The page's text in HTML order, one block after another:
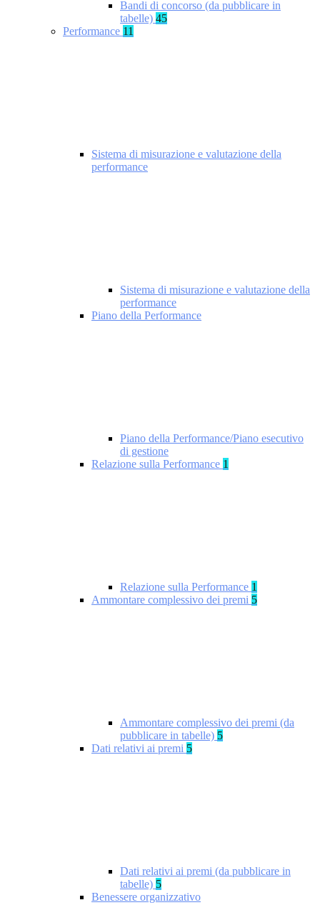
Bandi di concorso (da pubblicare in
tabelle) 45
Performance 11
Sistema di misurazione e valutazione della
performance
Sistema di misurazione e valutazione della
performance
Piano della Performance
Piano della Performance/Piano esecutivo
di gestione
Relazione sulla Performance 1
Relazione sulla Performance 1
Ammontare complessivo dei premi 5
Ammontare complessivo dei premi (da
pubblicare in tabelle) 5
Dati relativi ai premi 5
Dati relativi ai premi (da pubblicare in
tabelle) 5
Benessere organizzativo